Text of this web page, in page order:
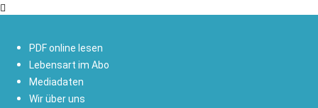
PDF online lesen
Lebensart im Abo
Mediadaten
Wir über uns